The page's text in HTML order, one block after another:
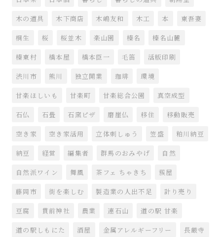
木の道具 木下商店 木嶋友和 木工 本 東吾妻
桐生 桜 桜並木 楽山園 榛名 榛名山麓
榛東村 橋本屋 橋本臣一 毛笛 活版印刷
渋川市 熊川 独立開業 珈琲 環境
甘楽ほしいも 甘楽町 甘楽総合公園 真空成型
石仏 石畳 石窯ピザ 磨崖仏 移住 移動販売
空き家 空き家活用 立体刺しゅう 笠盛 粕川納豆
納豆 経営 編集者 群馬のおみやげ 自然
自然派ワイン 舞風 茶フェ ちゃきち 蔟屋
藤岡市 街を楽しむ 製造業の人出不足 計り売り
豆腐 貫前神社 農業 連石山 道の駅 甘楽
道の駅しもにた 酒屋 金属アレルギーフリー 長厳寺